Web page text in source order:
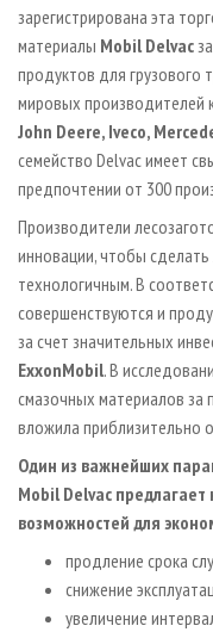
зарегистрирована эта
материалы Mobil Delvac
продуктов для
мировых производителей
John Deere, Iveco,
семейство Delvac имеет
предпочтении от 300
Производители
инновации, чтобы
технологичным. В
совершенствуются и
за счет значительных
ExxonMobil. В
смазочных материалов за
вложила приблизительно
Один из важнейших
Mobil Delvac
возможностей для
продление срока
снижение
увеличение